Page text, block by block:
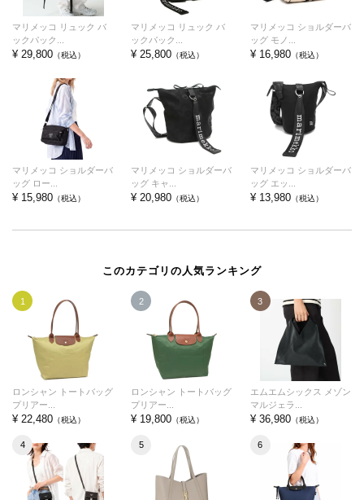
マリメッコ リュック バ
ックパック...
¥ 29,800 （税込）
マリメッコ リュック バ
ックパック...
¥ 25,800 （税込）
マリメッコ ショルダーバ
ッグ モノ...
¥ 16,980（税込）
マリメッコ ショルダーバ
ッグ ロー...
¥ 15,980 （税込）
マリメッコ ショルダーバ
ッグ キャ...
¥ 20,980 （税込）
マリメッコ ショルダーバ
ッグ エッ...
¥ 13,980（税込）
このカテゴリの人気ランキング
1
ロンシャン トートバッグ
プリアー...
¥ 22,480 （税込）
2
ロンシャン トートバッグ
プリアー...
¥ 19,800 （税込）
3
エムエムシックス メゾン
マルジェラ...
¥ 36,980（税込）
4 5 6